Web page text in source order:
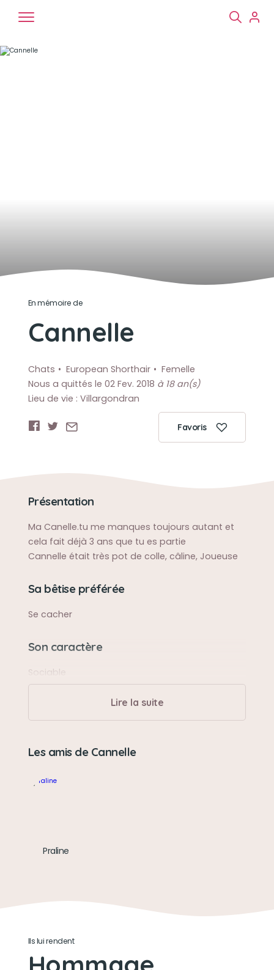
En mémoire de
Cannelle
Chats European Shorthair
Femelle
Nous a quittés le 02 Fev. 2018 à 18 an(s)
Lieu de vie : Villargondran
Favoris
Présentation
Ma Canelle.tu me manques toujours autant et
cela fait déjà 3 ans que tu es partie
Cannelle était très pot de colle, câline, Joueuse
Sa bêtise préférée
Se cacher
Son caractère
Sociable
Son jouet préféré
Se balader
Lire la suite
Les amis de Cannelle
Praline
Ils lui rendent